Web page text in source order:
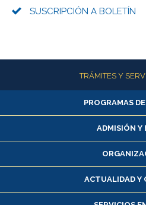
SUSCRIPCIÓN A BOLETÍN
Más informaciónTRÁMITES Y
Alumnas/os y
Matrícula
Inscripción y cambio
Consulta y
Servicio
PROGRAMAS
ADMISIÓN Y
ACTUALIDAD Y